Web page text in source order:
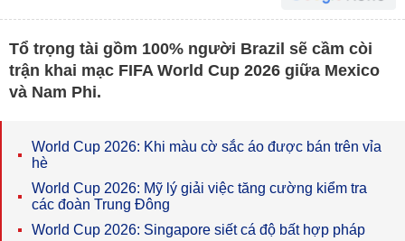
Tổ trọng tài gồm 100% người Brazil sẽ cầm còi
trận khai mạc FIFA World Cup 2026 giữa Mexico
và Nam Phi.
World Cup 2026: Khi màu cờ sắc áo được bán trên vỉa
hè
World Cup 2026: Mỹ lý giải việc tăng cường kiểm tra
các đoàn Trung Đông
World Cup 2026: Singapore siết cá độ bất hợp pháp